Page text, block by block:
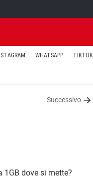
WHATSAPP TIKTOK
Successivo
dove si mette?